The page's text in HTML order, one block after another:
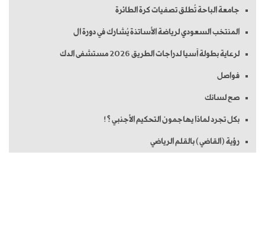
جامعة الباحة تُطلق تصفيات كرة الطائرة
المنتخب السعودي لرياضة الأساتذة يُشارك في دورة ال
لرعاية بطولة آسيا لدراجات الطريق 2026 مستشفى الدك
فواصل
صح لسانك
بكل تجرد لماذا يهاجمون التحكيم الأجنبي ؟!
رؤية (القاضي) بالقلم الرياضي